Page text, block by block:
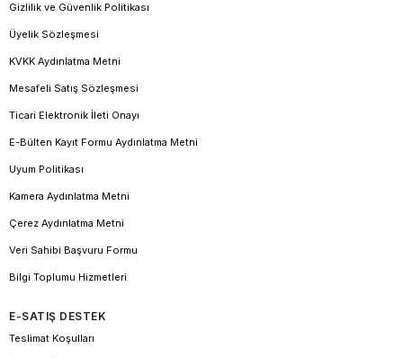
Gizlilik ve Güvenlik Politikası
Üyelik Sözleşmesi
KVKK Aydınlatma Metni
Mesafeli Satış Sözleşmesi
Ticari Elektronik İleti Onayı
E-Bülten Kayıt Formu Aydınlatma Metni
Uyum Politikası
Kamera Aydınlatma Metni
Çerez Aydınlatma Metni
Veri Sahibi Başvuru Formu
Bilgi Toplumu Hizmetleri
E-SATIŞ DESTEK
Teslimat Koşulları